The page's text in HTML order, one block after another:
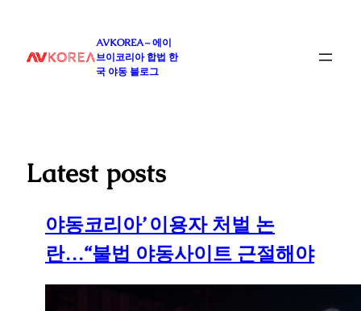
AVKOREA – 에이
브이코리아 합법 한
국 야동 블로그
Latest posts
야동코리아’ 이용자 처벌 논
란…“불법 야동사이트 근절해야